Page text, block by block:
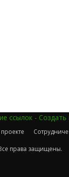
ссылок - Создать
права защищены.